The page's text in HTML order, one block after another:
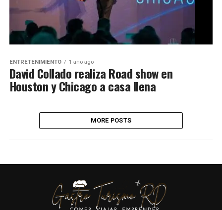
ENTRETENIMIENTO 1 año ago
David Collado realiza Road show en
Houston y Chicago a casa llena
MORE POSTS